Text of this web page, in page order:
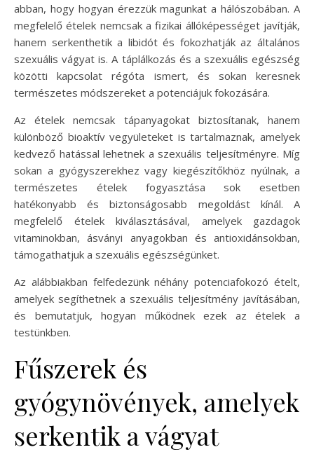
abban, hogy hogyan érezzük magunkat a hálószobában. A
megfelelő ételek nemcsak a fizikai állóképességet javítják,
hanem serkenthetik a libidót és fokozhatják az általános
szexuális vágyat is. A táplálkozás és a szexuális egészség
közötti kapcsolat régóta ismert, és sokan keresnek
természetes módszereket a potenciájuk fokozására.
Az ételek nemcsak tápanyagokat biztosítanak, hanem
különböző bioaktív vegyületeket is tartalmaznak, amelyek
kedvező hatással lehetnek a szexuális teljesítményre. Míg
sokan a gyógyszerekhez vagy kiegészítőkhöz nyúlnak, a
természetes ételek fogyasztása sok esetben
hatékonyabb és biztonságosabb megoldást kínál. A
megfelelő ételek kiválasztásával, amelyek gazdagok
vitaminokban, ásványi anyagokban és antioxidánsokban,
támogathatjuk a szexuális egészségünket.
Az alábbiakban felfedezünk néhány potenciafokozó ételt,
amelyek segíthetnek a szexuális teljesítmény javításában,
és bemutatjuk, hogyan működnek ezek az ételek a
testünkben.
Fűszerek és
gyógynövények, amelyek
serkentik a vágyat